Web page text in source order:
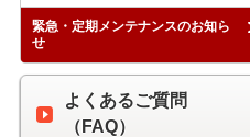
緊急・定期メンテナンスのお知ら
せ
よくあるご質問
（FAQ）